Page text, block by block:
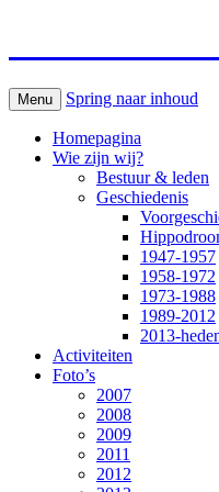
Menu Spring naar inhoud
Homepagina
Wie zijn wij?
Bestuur & leden
Geschiedenis
1947-1957
1958-1972
1973-1988
1989-2012
2013-
Activiteiten
Foto’s
2007
2008
2009
2011
2012